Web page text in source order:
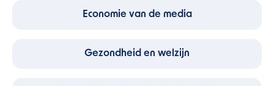
Economie van de media
Gezondheid en welzijn